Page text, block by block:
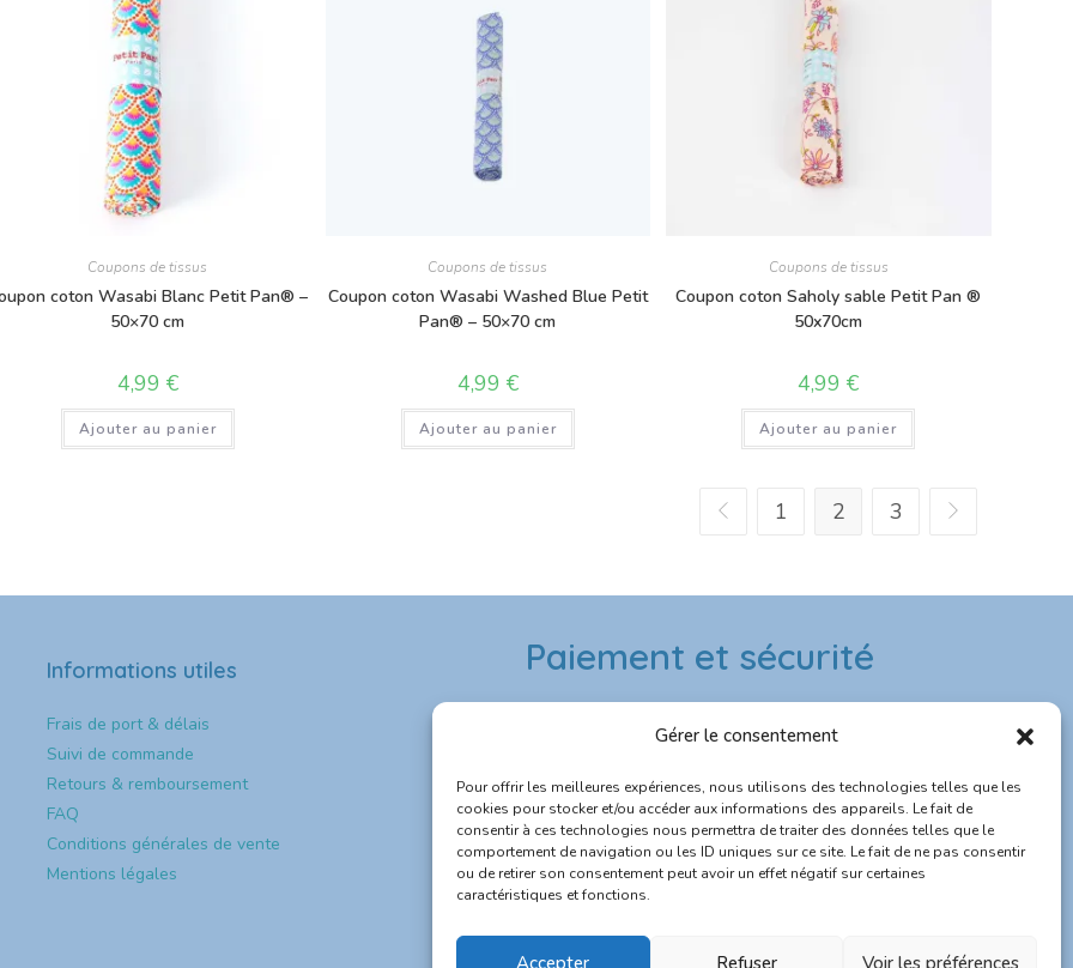
Gérer le consentement
Pour offrir les meilleures expériences, nous utilisons des technologies telles que les
cookies pour stocker et/ou accéder aux informations des appareils. Le fait de
consentir à ces technologies nous permettra de traiter des données telles que le
comportement de navigation ou les ID uniques sur ce site. Le fait de ne pas consentir
ou de retirer son consentement peut avoir un effet négatif sur certaines
caractéristiques et fonctions.
Accepter Refuser Voir les préférences
Coupons de tissus
coton Wasabi Blanc Petit Pan® –
50×70 cm
4,99 €
Ajouter au panier
Coupons de tissus
Coupon coton Wasabi Washed Blue Petit
Pan® – 50×70 cm
4,99 €
Ajouter au panier
Coupons de tissus
Coupon coton Saholy sable Petit Pan ®
50x70cm
4,99€
Ajouter au panier
1 2 3
Informations utiles
Frais de port & délais
Suivi de commande
Retours & remboursement
FAQ
Conditions générales de vente
Mentions légales
Paiement et sécurité
Paiement & sécurité
💳 Paiement sécurisé CB
🔐 Site protégé SSL
📦 Expédition rapide depuis la France
💬 Service client réactif